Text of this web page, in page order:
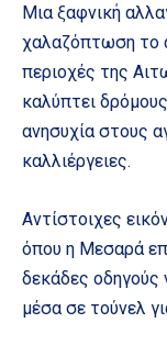
Μια ξαφνική
χαλαζόπτωση το
περιοχές της
καλύπτει
ανησυχία στους
καλλιέργειες.
Αντίστοιχες
όπου η Μεσαρά
δεκάδες οδηγούς
μέσα σε τούνελ